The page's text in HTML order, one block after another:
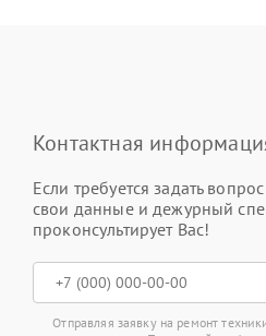
Контактная
Если требуется задать
свои данные и дежурный
проконсультирует Вас!
Отправляя заявку на ремонт